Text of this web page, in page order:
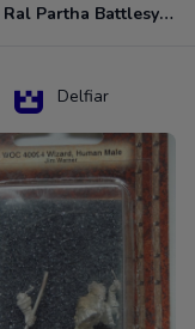
AD&D Ral Partha Battlesystem Villains/Forgotten Realms 11-955 Miniatures
Delfiar